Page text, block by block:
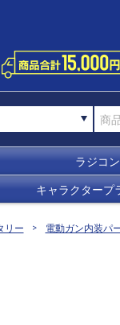
ラジコン
キャラクタープ
リー 電動ガン内装パ